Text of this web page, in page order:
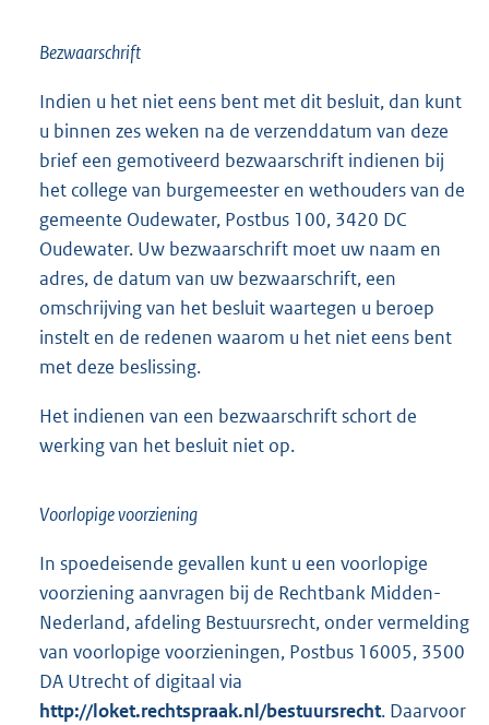
Bezwaarschrift
Indien u het niet eens bent met dit besluit, dan kunt
u binnen zes weken na de verzenddatum van deze
brief een gemotiveerd bezwaarschrift indienen bij
het college van burgemeester en wethouders van de
gemeente Oudewater, Postbus 100, 3420 DC
Oudewater. Uw bezwaarschrift moet uw naam en
adres, de datum van uw bezwaarschrift, een
omschrijving van het besluit waartegen u beroep
instelt en de redenen waarom u het niet eens bent
met deze beslissing.
Het indienen van een bezwaarschrift schort de
werking van het besluit niet op.
Voorlopige voorziening
In spoedeisende gevallen kunt u een voorlopige
voorziening aanvragen bij de Rechtbank Midden-
Nederland, afdeling Bestuursrecht, onder vermelding
van voorlopige voorzieningen, Postbus 16005, 3500
DA Utrecht of digitaal via
http://loket.rechtspraak.nl/bestuursrecht. Daarvoor